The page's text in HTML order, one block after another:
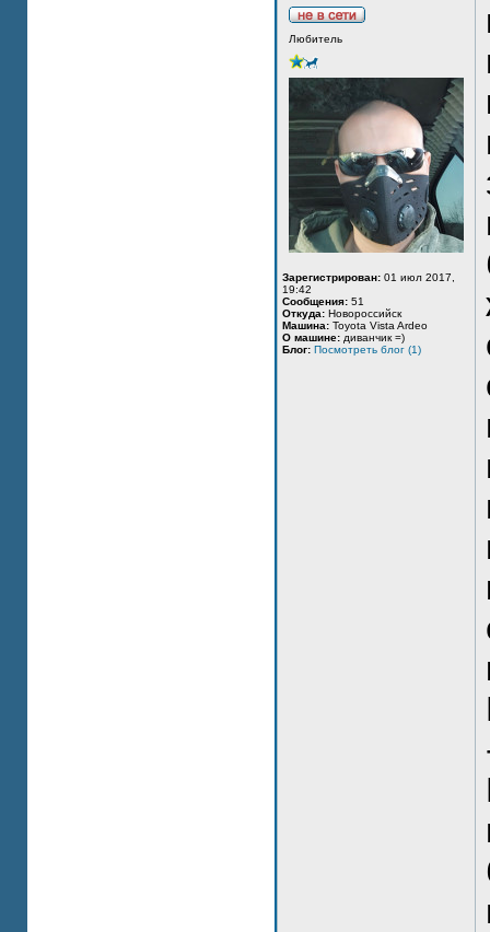
Любитель
Зарегистрирован: 01 июл 2017,
19:42
Сообщения: 51
Откуда: Новороссийск
Машина: Toyota Vista Ardeo
О машине: диванчик =)
Блог: Посмотреть блог (1)